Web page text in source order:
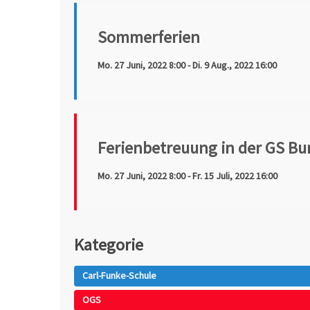
Sommerferien
Mo. 27 Juni, 2022 8:00 - Di. 9 Aug., 2022 16:00
Ferienbetreuung in der GS
Mo. 27 Juni, 2022 8:00 - Fr. 15 Juli, 2022 16:00
Kategorie
Carl-Funke-Schule
OGS